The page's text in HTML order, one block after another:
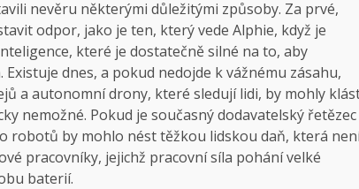
nevěru některými důležitými způsoby. Za prvé,
odpor, jako je ten, který vede Alphie, když je
které je dostatečně silné na to, aby
dnes, a pokud nedojde k vážnému zásahu,
a autonomní drony, které sledují lidi, by mohly
nemožné. Pokud je současný dodavatelský řetězec
robotů by mohlo nést těžkou lidskou daň, která
pracovníky, jejichž pracovní síla pohání velké
baterií.